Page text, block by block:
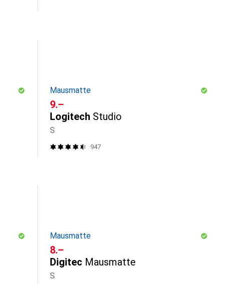
Mausmatte
CHF
9.–
Logitech Studio
S
947
Mausmatte
CHF
8.–
Digitec Mausmatte
S